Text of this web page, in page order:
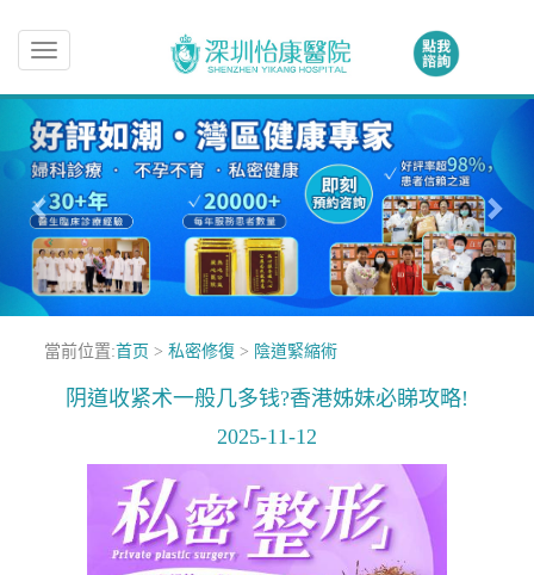
Toggle
navigation
當前位置:首页 > 私密修復 > 陰道緊縮術
阴道收紧术一般几多钱?香港姊妹必睇攻略!
2025-11-12